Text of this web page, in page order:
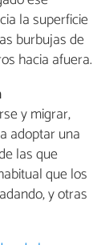
la superficie
burbujas de
hacia afuera.
y migrar,
adoptar una
las que
que los
y otras